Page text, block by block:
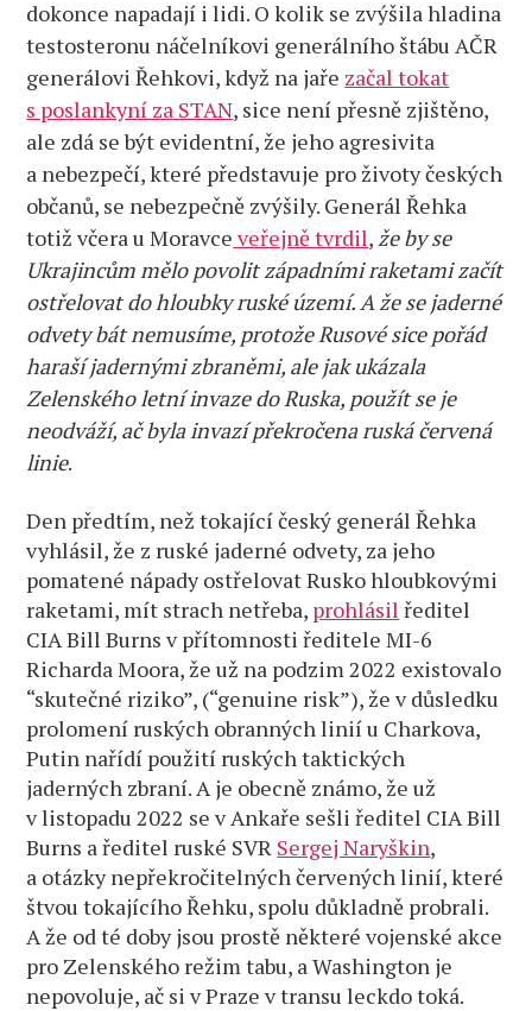
mír
podle
ředitele
CIA
Burnse?
dokonce napadají i lidi. O kolik se zvýšila hladina
testosteronu náčelníkovi generálního štábu AČR
generálovi Řehkovi, když na jaře začal tokat
s poslankyní za STAN, sice není přesně zjištěno,
ale zdá se být evidentní, že jeho agresivita
a nebezpečí, které představuje pro životy českých
občanů, se nebezpečně zvýšily. Generál Řehka
totiž včera u Moravce veřejně tvrdil, že by se
Ukrajincům mělo povolit západními raketami začít
ostřelovat do hloubky ruské území. A že se jaderné
odvety bát nemusíme, protože Rusové sice pořád
haraší jadernými zbraněmi, ale jak ukázala
Zelenského letní invaze do Ruska, použít se je
neodváží, ač byla invazí překročena ruská červená
linie.
Den předtím, než tokající český generál Řehka
vyhlásil, že z ruské jaderné odvety, za jeho
pomatené nápady ostřelovat Rusko hloubkovými
raketami, mít strach netřeba, prohlásil ředitel
CIA Bill Burns v přítomnosti ředitele MI-6
Richarda Moora, že už na podzim 2022 existovalo
“skutečné riziko”, (“genuine risk”), že v důsledku
prolomení ruských obranných linií u Charkova,
Putin nařídí použití ruských taktických
jaderných zbraní. A je obecně známo, že už
v listopadu 2022 se v Ankaře sešli ředitel CIA Bill
Burns a ředitel ruské SVR Sergej Naryškin,
a otázky nepřekročitelných červených linií, které
štvou tokajícího Řehku, spolu důkladně probrali.
A že od té doby jsou prostě některé vojenské akce
pro Zelenského režim tabu, a Washington je
nepovoluje, ač si v Praze v transu leckdo toká.